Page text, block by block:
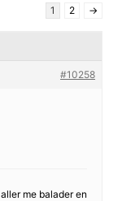
1 2 →
#10258
me balader en